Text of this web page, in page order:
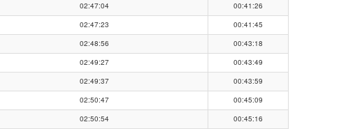
02:47:04
00:41:26
02:47:23
00:41:45
02:48:56
00:43:18
02:49:27
00:43:49
02:49:37
00:43:59
02:50:47
00:45:09
02:50:54
00:45:16